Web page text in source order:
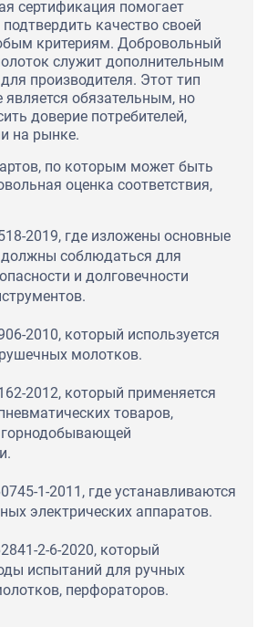
сертификация помогает
качество своей
критериям. Добровольный
служит дополнительным
производителя. Этот тип
является обязательным, но
доверие потребителей,
на рынке.
по которым может быть
оценка соответствия,
2019, где изложены основные
соблюдаться для
и долговечности
2010, который используется
молотков.
2012, который применяется
товаров,
1-2011, где устанавливаются
электрических аппаратов.
2-6-2020, который
испытаний для ручных
перфораторов.